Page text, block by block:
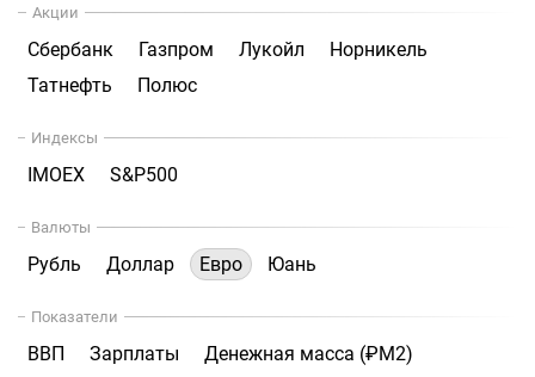
Акции
Сбербанк Газпром Лукойл
Норникель
Татнефть
Полюс
Индексы
IMOEX S&P500
Валюты
Рубль Доллар Евро Юань
Показатели
ВВП Зарплаты
Денежная масса (₽М2)